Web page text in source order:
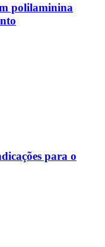
polilaminina
para o